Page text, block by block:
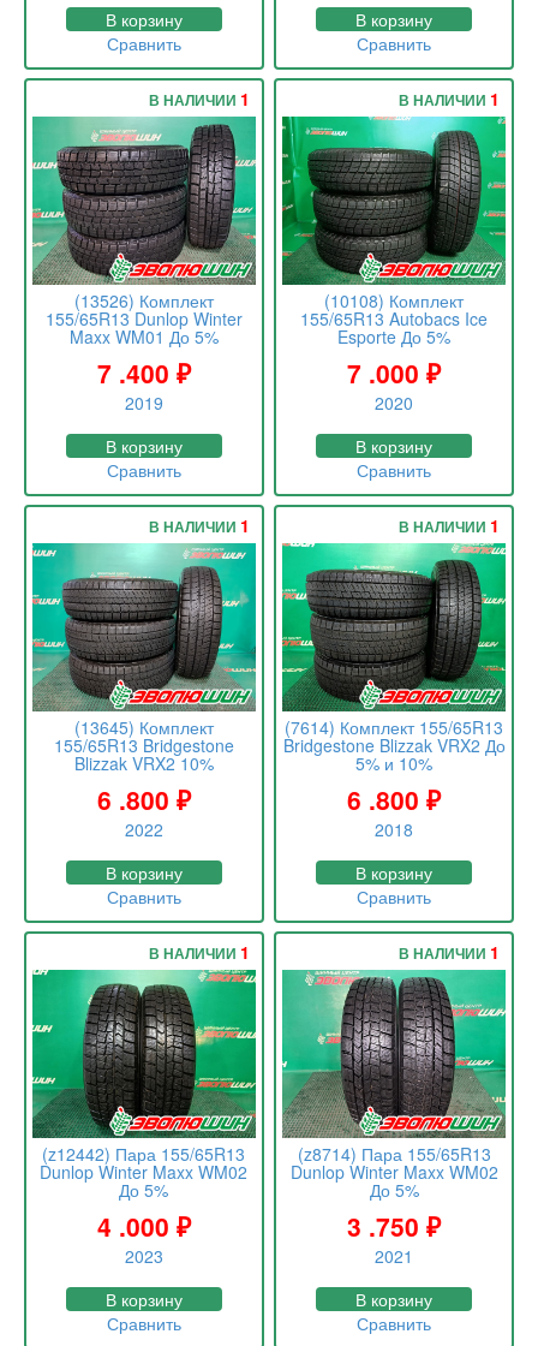
В корзину
Сравнить
В корзину
Сравнить
(13526) Комплект
155/65R13 Dunlop Winter
Maxx WM01 До 5%
7 .400 ₽
2019
В НАЛИЧИИ 1
В корзину
Сравнить
(10108) Комплект
155/65R13 Autobacs Ice
Esporte До 5%
7 .000₽
2020
В НАЛИЧИИ 1
В корзину
Сравнить
(13645) Комплект
155/65R13 Bridgestone
Blizzak VRX2 10%
6 .800 ₽
2022
В НАЛИЧИИ 1
В корзину
Сравнить
(7614) Комплект 155/65R13
Bridgestone Blizzak VRX2 До
5% и 10%
6 .800₽
2018
В НАЛИЧИИ 1
В корзину
Сравнить
(z12442) Пара 155/65R13
Dunlop Winter Maxx WM02
До 5%
4 .000 ₽
2023
В НАЛИЧИИ 1
В корзину
Сравнить
(z8714) Пара 155/65R13
Dunlop Winter Maxx WM02
До 5%
3 .750₽
2021
В НАЛИЧИИ 1
В корзину
Сравнить